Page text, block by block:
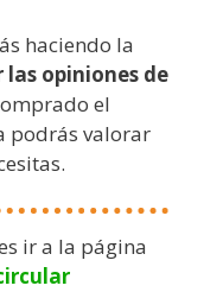
haciendo la
las opiniones de
el
podrás valorar
ir a la página